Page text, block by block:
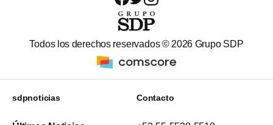
Todos los derechos reservados © 2026 Grupo SDP
sdpnoticias Contacto